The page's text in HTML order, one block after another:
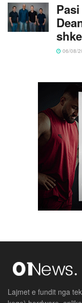
06/08/
Lajmet e fundit nga